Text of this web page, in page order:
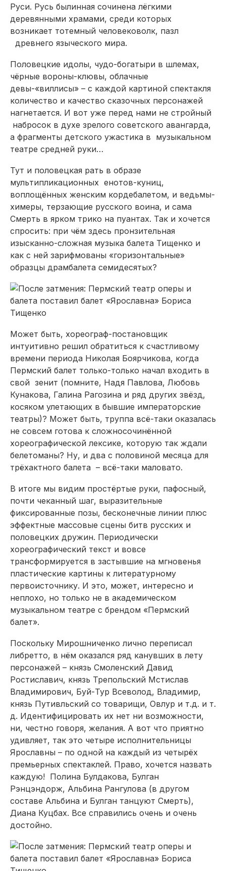
Руси. Русь былинная сочинена лёгкими
деревянными храмами, среди которых
возникает тотемный человековолк, пазл
древнего языческого мира.
Половецкие идолы, чудо-богатыри в шлемах,
чёрные вороны-клювы, облачные
девы-«виллисы» – с каждой картиной спектакля
количество и качество сказочных персонажей
нагнетается. И вот уже перед нами не стройный
набросок в духе зрелого советского авангарда,
а фрагменты детского ужастика в музыкальном
театре средней руки…
Тут и половецкая рать в образе
мультипликационных енотов-куниц,
воплощённых женским кордебалетом, и ведьмы-
химеры, терзающие русского воина, и сама
Смерть в ярком трико на пуантах. Так и хочется
спросить: при чём здесь пронзительная
изысканно-сложная музыка балета Тищенко и
как с ней зарифмованы «горизонтальные»
образцы драмбалета семидесятых?
Может быть, хореограф-постановщик
интуитивно решил обратиться к счастливому
времени периода Николая Боярчикова, когда
Пермский балет только-только начал входить в
свой зенит (помните, Надя Павлова, Любовь
Кунакова, Галина Рагозина и ряд других звёзд,
косяком улетающих в бывшие императорские
театры)? Может быть, труппа всё-таки оказалась
не совсем готова к сложносочинённой
хореографической лексике, которую так ждали
белетоманы? Ну, и два с половиной месяца для
трёхактного балета – всё-таки маловато.
В итоге мы видим простёртые руки, пафосный,
почти чеканный шаг, выразительные
фиксированные позы, бесконечные линии плюс
эффектные массовые сцены битв русских и
половецких дружин. Периодически
хореографический текст и вовсе
трансформируется в застывшие на мгновенья
пластические картины к литературному
первоисточнику. И это, может, интересно и
неплохо, но только не в академическом
музыкальном театре с брендом «Пермский
балет».
Поскольку Мирошниченко лично переписал
либретто, в нём оказался ряд канувших в лету
персонажей – князь Смоленский Давид
Ростиславич, князь Трепольский Мстислав
Владимирович, Буй-Тур Всеволод, Владимир,
князь Путивльский со товарищи, Овлур и т.д. и т.
д. Идентифицировать их нет ни возможности,
ни, честно говоря, желания. А вот что приятно
удивляет, так это четыре исполнительницы
Ярославны – по одной на каждый из четырёх
премьерных спектаклей. Право, хочется назвать
каждую! Полина Булдакова, Булган
Рэнцэндорж, Альбина Рангулова (в другом
составе Альбина и Булган танцуют Смерть),
Диана Куцбах. Все справились очень и очень
достойно.